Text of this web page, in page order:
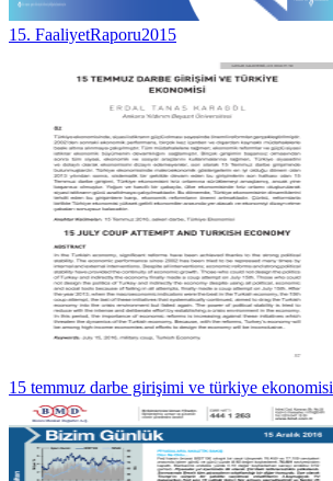
15. FaaliyetRaporu2015
15 temmuz darbe girişimi ve türkiye ekonomisi